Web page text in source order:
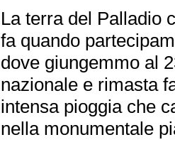
La terra del Palladio
fa quando
dove giungemmo al
nazionale e rimasta
intensa pioggia che
nella monumentale